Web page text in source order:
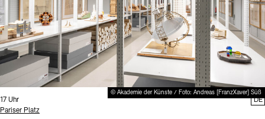
© Akademie der Künste / Foto: Andreas [FranzXaver] Süß
Uhrzeit:
17 Uhr
Standort
Pariser Platz
DE